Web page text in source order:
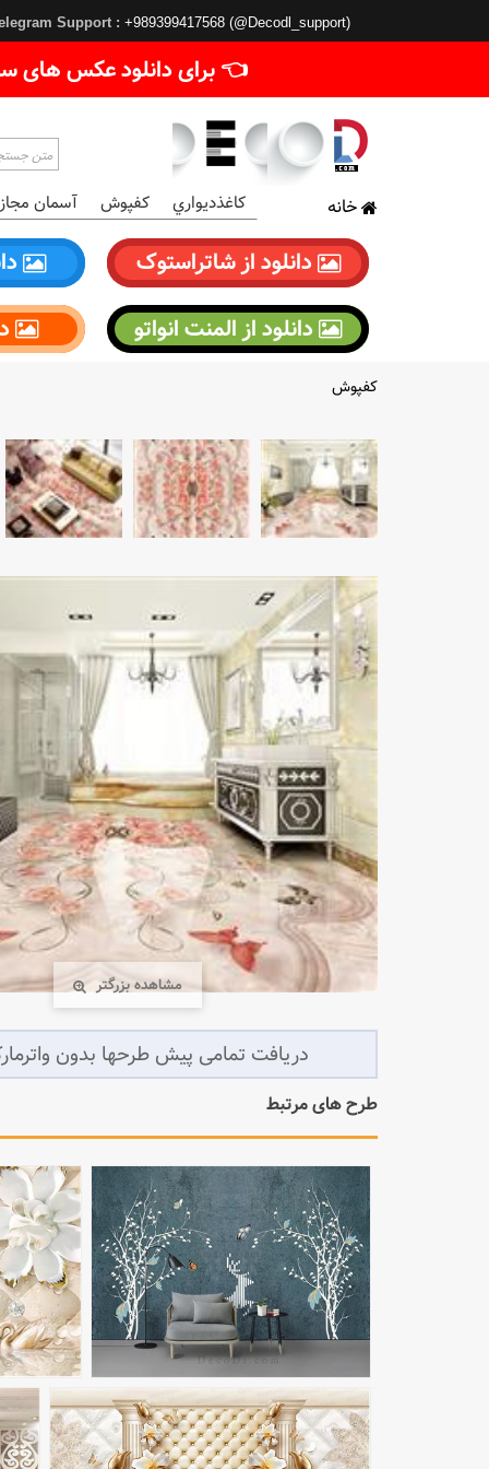
Support : +989399417568 (@Decodl_support)
👈 برای دانلود عکس های
خانه کاغذديواري کفپوش آسمان
دانلود از شاتراستوک
دانلود از المنت انواتو
کفپوش
مشاهده بزرگتر
طرح های مرتبط